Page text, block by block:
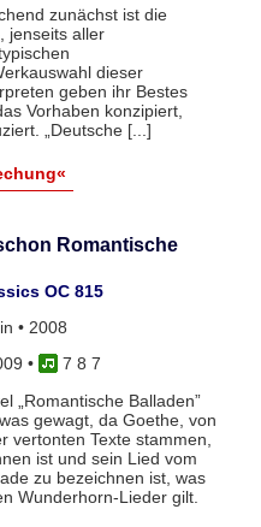
zunächst ist die
jenseits aller
dieser
geben ihr Bestes
Vorhaben konzipiert,
„Deutsche [...]
Romantische
OC 815
• 2008
•
7 8 7
„Romantische Balladen”
gewagt, da Goethe, von
vertonten Texte stammen,
ist und sein Lied vom
zu bezeichnen ist, was
Wunderhorn-Lieder gilt.